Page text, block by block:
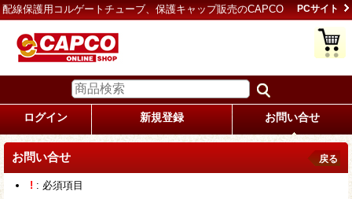
配線保護用コルゲートチューブ、保護キャップ販売のCAPCO PCサイト
ログイン 新規登録 お問い合せ
お問い合せ 戻る
! : 必須項目